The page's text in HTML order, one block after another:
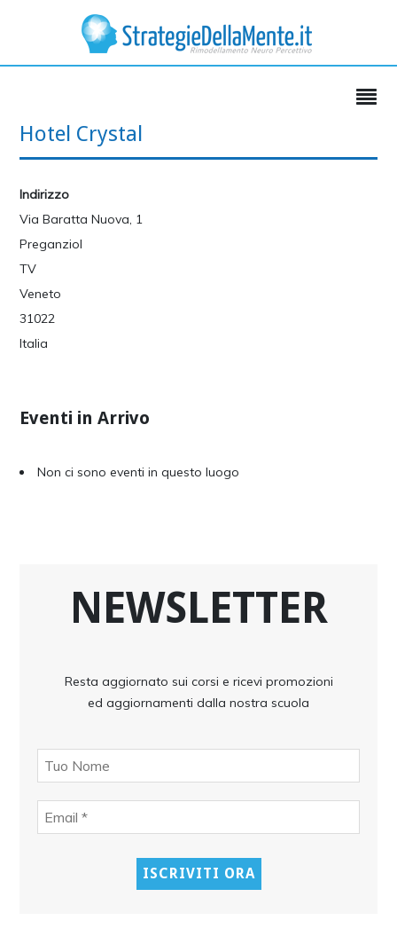
Hotel Crystal
Indirizzo
Via Baratta Nuova, 1
Preganziol
TV
Veneto
31022
Italia
Eventi in Arrivo
Non ci sono eventi in questo luogo
NEWSLETTER
Resta aggiornato sui corsi e ricevi promozioni
ed aggiornamenti dalla nostra scuola